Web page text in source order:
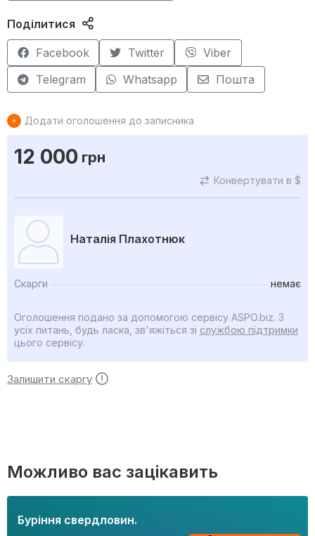
Поділитися
Facebook Twitter
Viber
Telegram
Whatsapp Пошта
Додати оголошення до записника
12 000 грн
Конвертувати в $
Наталія Плахотнюк
Скарги немає
Оголошення подано за допомогою сервісу ASPO.biz. З
усіх питань, будь ласка, зв'яжіться зі службою підтримки
цього сервісу.
Залишити скаргу
Можливо вас зацікавить
Буріння свердловин.